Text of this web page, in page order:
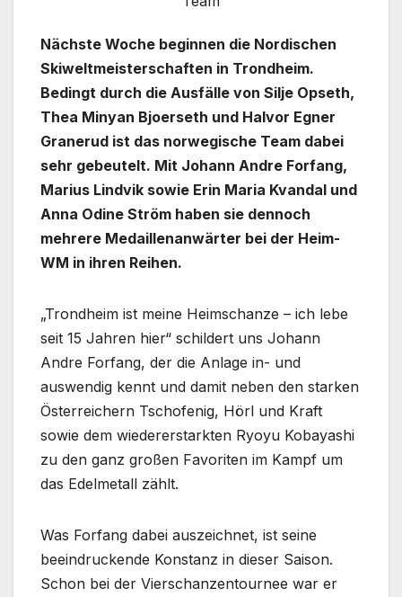
Nächste Woche beginnen die Nordischen
Skiweltmeisterschaften in Trondheim.
Bedingt durch die Ausfälle von Silje Opseth,
Thea Minyan Bjoerseth und Halvor Egner
Granerud ist das norwegische Team dabei
sehr gebeutelt. Mit Johann Andre Forfang,
Marius Lindvik sowie Erin Maria Kvandal und
Anna Odine Ström haben sie dennoch
mehrere Medaillenanwärter bei der Heim-
WM in ihren Reihen.
„Trondheim ist meine Heimschanze – ich lebe
seit 15 Jahren hier“ schildert uns Johann
Andre Forfang, der die Anlage in- und
auswendig kennt und damit neben den starken
Österreichern Tschofenig, Hörl und Kraft
sowie dem wiedererstarkten Ryoyu Kobayashi
zu den ganz großen Favoriten im Kampf um
das Edelmetall zählt.
Was Forfang dabei auszeichnet, ist seine
beeindruckende Konstanz in dieser Saison.
Schon bei der Vierschanzentournee war er